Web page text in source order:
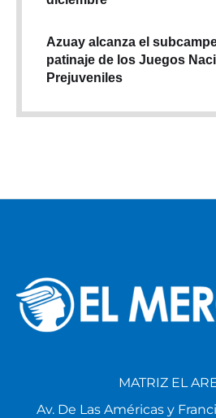
Azuay alcanza el
patinaje de los Juegos
Prejuveniles
MATRIZ EL
Av. De Las Américas y